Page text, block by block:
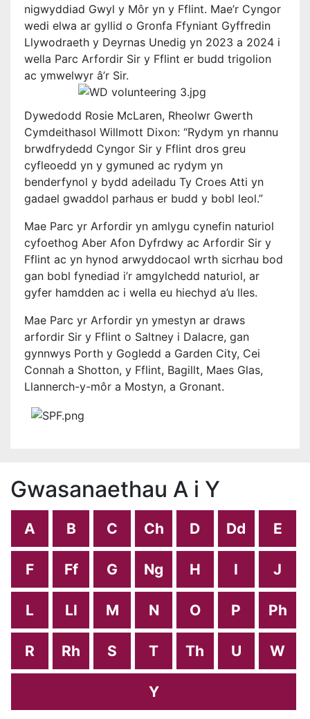
nigwyddiad Gwyl y Môr yn y Fflint. Mae’r Cyngor
wedi elwa ar gyllid o Gronfa Ffyniant Gyffredin
Llywodraeth y Deyrnas Unedig yn 2023 a 2024 i
wella Parc Arfordir Sir y Fflint er budd trigolion
ac ymwelwyr â’r Sir.
Dywedodd Rosie McLaren, Rheolwr Gwerth
Cymdeithasol Willmott Dixon: “Rydym yn rhannu
brwdfrydedd Cyngor Sir y Fflint dros greu
cyfleoedd yn y gymuned ac rydym yn
benderfynol y bydd adeiladu Ty Croes Atti yn
gadael gwaddol parhaus er budd y bobl leol.”
Mae Parc yr Arfordir yn amlygu cynefin naturiol
cyfoethog Aber Afon Dyfrdwy ac Arfordir Sir y
Fflint ac yn hynod arwyddocaol wrth sicrhau bod
gan bobl fynediad i’r amgylchedd naturiol, ar
gyfer hamdden ac i wella eu hiechyd a’u lles.
Mae Parc yr Arfordir yn ymestyn ar draws
arfordir Sir y Fflint o Saltney i Dalacre, gan
gynnwys Porth y Gogledd a Garden City, Cei
Connah a Shotton, y Fflint, Bagillt, Maes Glas,
Llannerch-y-môr a Mostyn, a Gronant.
Gwasanaethau A i Y
A B C Ch D Dd E
F Ff G Ng H I J
L Ll M N O P Ph
R Rh S T Th U W
Y